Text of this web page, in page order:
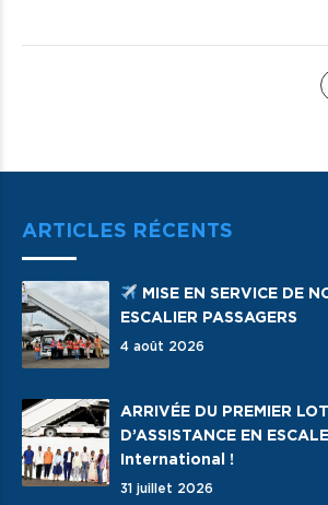
ARTICLES RÉCENTS
MISE EN SERVICE DE
ESCALIER PASSAGERS
4 août 2026
ARRIVÉE DU PREMIER
D’ASSISTANCE EN
International !
31 juillet 2026